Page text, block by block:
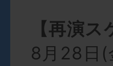
【再演ス
8月28日